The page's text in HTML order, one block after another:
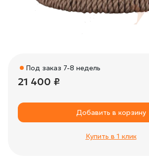
Под заказ 7-8 недель
21 400 ₽
Добавить в корзину
Купить в 1 клик